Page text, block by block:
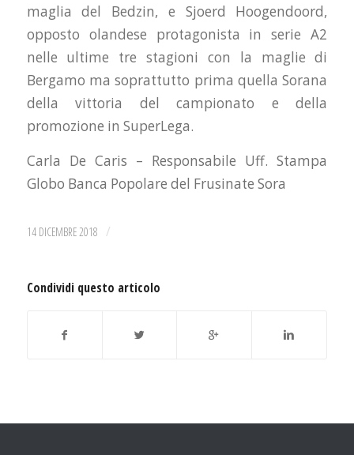
maglia del Bedzin, e Sjoerd Hoogendoord,
opposto olandese protagonista in serie A2
nelle ultime tre stagioni con la maglie di
Bergamo ma soprattutto prima quella Sorana
della vittoria del campionato e della
promozione in SuperLega.
Carla De Caris – Responsabile Uff. Stampa
Globo Banca Popolare del Frusinate Sora
14 DICEMBRE 2018 /
Condividi questo articolo